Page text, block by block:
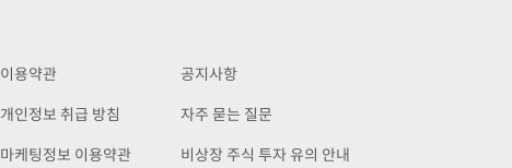
이용약관
개인정보 취급 방침
마케팅정보 이용약관
공지사항
자주 묻는 질문
비상장 주식 투자 유의 안내